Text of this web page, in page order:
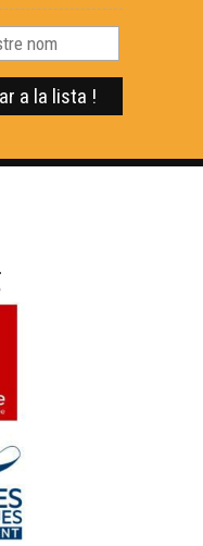
- Eveniments
e gascona -